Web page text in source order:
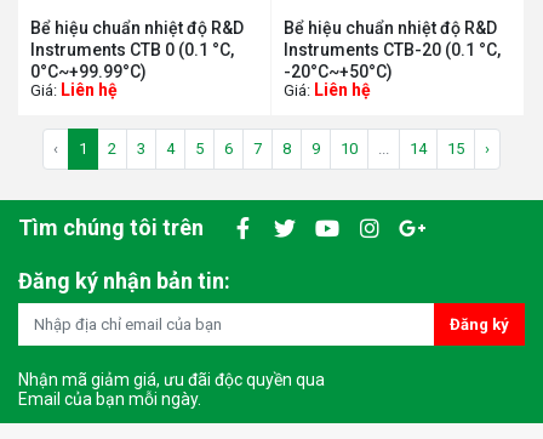
Bể hiệu chuẩn nhiệt độ R&D
Instruments CTB 0 (0.1 °C,
0°C~+99.99°C)
Giá: Liên hệ
Bể hiệu chuẩn nhiệt độ R&D
Instruments CTB-20 (0.1 °C,
-20°C~+50°C)
Giá: Liên hệ
‹ 1 2 3 4 5 6 7 8 9 10 14 15 ›
Tìm chúng tôi trên
Đăng ký nhận bản tin:
Đăng ký
Nhận mã giảm giá, ưu đãi độc quyền qua
Email của bạn mỗi ngày.